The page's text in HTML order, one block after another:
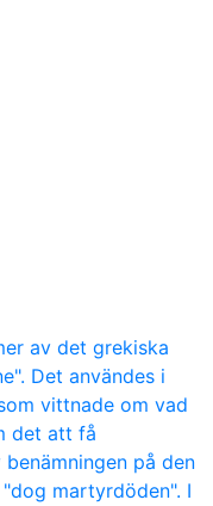
av det grekiska
Det användes i
vittnade om vad
det att få
på den
martyrdöden". I